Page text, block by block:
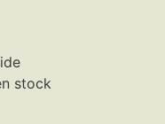
stock